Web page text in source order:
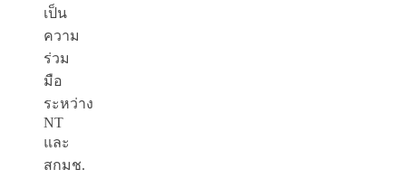
เป็น
ความ
ร่วม
มือ
ระหว่าง
NT
และ
สกมช.